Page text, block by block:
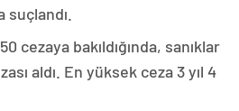
cezaya bakıldığında, sanıklar
aldı. En yüksek ceza 3 yıl 4